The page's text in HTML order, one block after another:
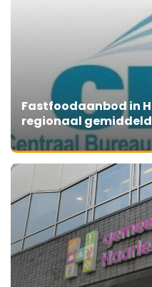
Fastfoodaanbod in
regionaal gemiddeld